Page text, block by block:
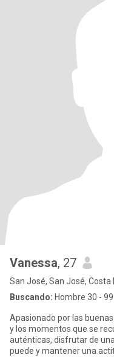
Vanessa, 27
San José, San José, Costa
Buscando: Hombre 30 - 99
Apasionado por las
y los momentos que se
auténticas, disfrutar de
puede y mantener una